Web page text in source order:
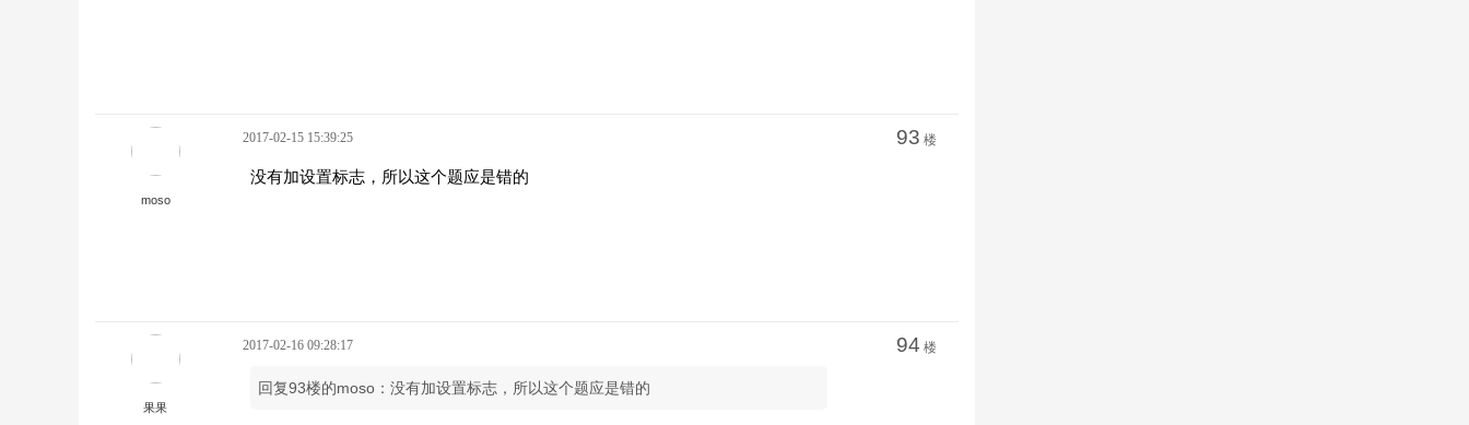
moso
2017-02-15 15:39:25 93 楼
没有加设置标志，所以这个题应是错的
果果
2017-02-16 09:28:17 94 楼
回复93楼的moso：没有加设置标志，所以这个题应是错的